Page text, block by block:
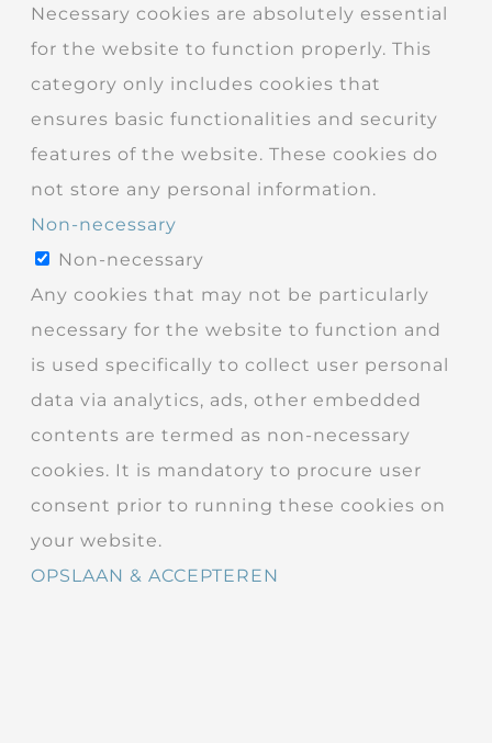
Necessary cookies are absolutely essential
for the website to function properly. This
category only includes cookies that
ensures basic functionalities and security
features of the website. These cookies do
not store any personal information.
Non-necessary
Non-necessary
Any cookies that may not be particularly
necessary for the website to function and
is used specifically to collect user personal
data via analytics, ads, other embedded
contents are termed as non-necessary
cookies. It is mandatory to procure user
consent prior to running these cookies on
your website.
OPSLAAN & ACCEPTEREN